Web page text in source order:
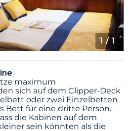
1 / 1
maximum
sich auf dem Clipper-Deck
oder zwei Einzelbetten
Bett für eine dritte Person.
die Kabinen auf dem
sein könnten als die